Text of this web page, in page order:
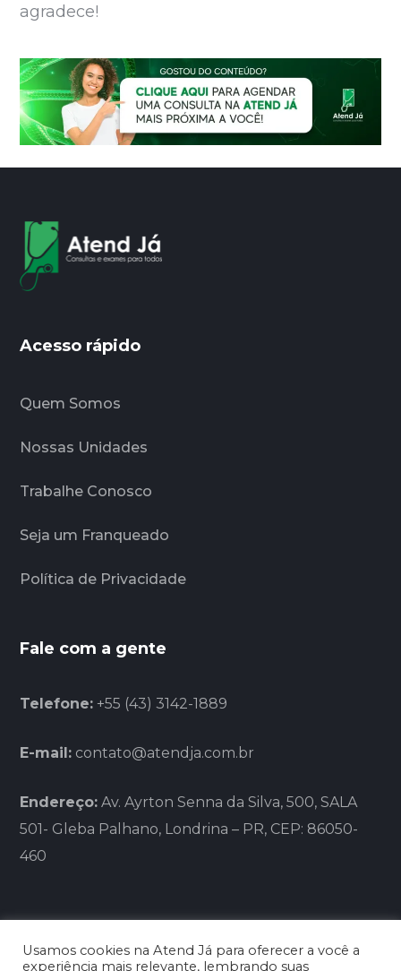
agradece!
Acesso rápido
Quem Somos
Nossas Unidades
Trabalhe Conosco
Seja um Franqueado
Política de Privacidade
Fale com a gente
Telefone: +55 (43) 3142-1889
E-mail: contato@atendja.com.br
Endereço: Av. Ayrton Senna da Silva, 500, SALA
501- Gleba Palhano, Londrina – PR, CEP: 86050-
460
Usamos cookies na Atend Já para oferecer a você a
experiência mais relevante, lembrando suas